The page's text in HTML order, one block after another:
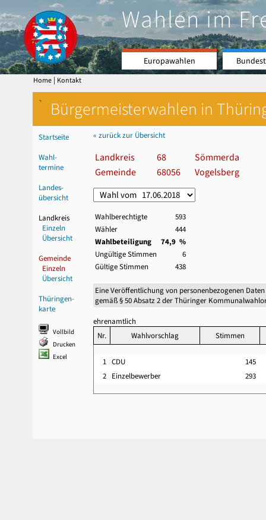
Wahlen im
Europawahlen
Home | Kontakt
` Bürgermeisterwahlen in
Startseite
Wahl-
termine
Landes-
übersicht
Landkreis
Einzeln
Übersicht
Gemeinde
Einzeln
Übersicht
Thüringen-
karte
Vollbild
Drucken
Excel
« zurück zur Übersicht
Landkreis 68
Sömmerda
Gemeinde
68056 Vogelsberg
Wahlberechtigte
593
Wähler
444
Wahlbeteiligung
74,9 %
Ungültige Stimmen
6
Gültige Stimmen
438
Eine Veröffentlichung von personenbezogenen
gemäß § 50 Absatz 2 der Thüringer
ehrenamtlich
Nr.
Wahlvorschlag Stimmen
1 CDU
145
2 Einzelbewerber 293